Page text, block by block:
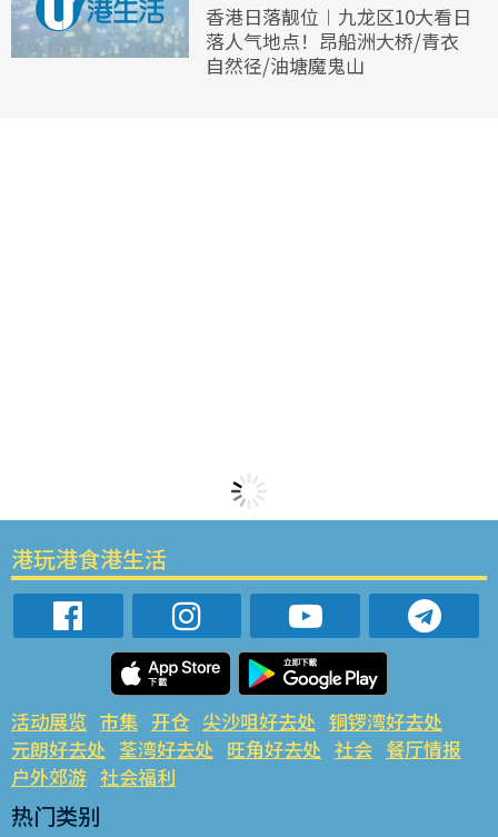
香港日落靓位︱九龙区10大看日
落人气地点！昂船洲大桥/青衣
自然径/油塘魔鬼山
港玩港食港生活
活动展览 市集 开仓 尖沙咀好去处 铜锣湾好去处
元朗好去处 荃湾好去处 旺角好去处 社会 餐厅情报
户外郊游 社会福利
热门类别